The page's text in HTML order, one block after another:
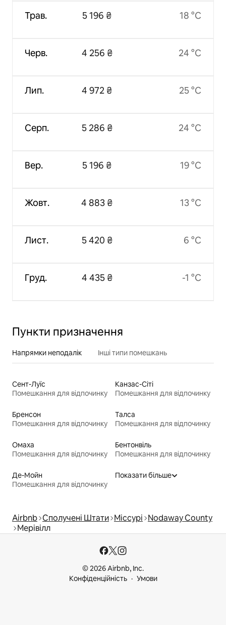
Трав.
Черв.
Лип.
Серп.
Вер.
Жовт.
Лист.
Груд.
5 196 ₴
4 256 ₴
4 972 ₴
5 286 ₴
5 196 ₴
4 883 ₴
5 420 ₴
4 435 ₴
18 °C
24 °C
25 °C
24 °C
19 °C
13 °C
6 °C
-1 °C
Пункти призначення
Напрямки неподалік Інші типи помешкань
Сент-Луїс
Помешкання для відпочинку
Канзас-Сіті
Помешкання для відпочинку
Бренсон
Помешкання для відпочинку
Талса
Помешкання для відпочинку
Омаха
Помешкання для відпочинку
Бентонвіль
Помешкання для відпочинку
Де-Мойн
Помешкання для відпочинку
Показати більше
Airbnb Сполучені Штати Міссурі Nodaway County
Мерівілл
© 2026 Airbnb, Inc.
Конфіденційність
Умови